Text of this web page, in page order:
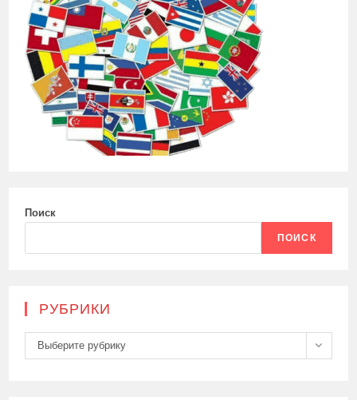
Поиск
ПОИСК
РУБРИКИ
Рубрики
Выберите рубрику